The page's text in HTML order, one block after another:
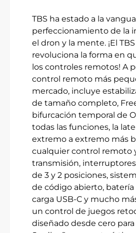
TBS ha estado a la
perfeccionamiento de la
el dron y la mente. ¡El
revoluciona la forma en
los controles remotos! A
control remoto más
mercado, incluye
de tamaño completo,
bifurcación temporal de
todas las funciones, la
extremo a extremo más
cualquier control remoto
transmisión,
de 3 y 2 posiciones,
de código abierto, batería
carga USB-C y mucho
un control de juegos
diseñado desde cero